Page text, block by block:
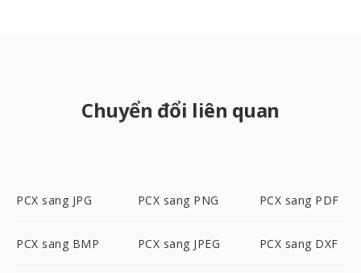
Chuyển đổi liên quan
PCX sang JPG PCX sang PNG PCX sang PDF
PCX sang BMP PCX sang JPEG PCX sang DXF